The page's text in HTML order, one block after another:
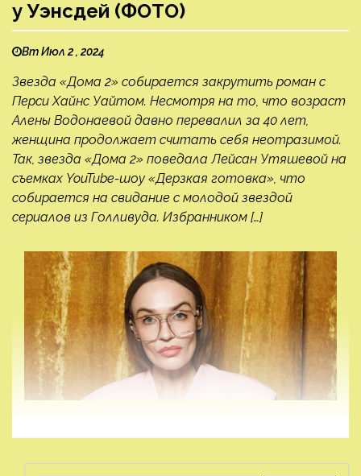
у Уэнсдей (ФОТО)
Вт Июл 2 , 2024
Звезда «Дома 2» собирается закрутить роман с
Перси Хайнс Уайтом. Несмотря на то, что возраст
Алены Водонаевой давно перевалил за 40 лет,
женщина продолжает считать себя неотразимой.
Так, звезда «Дома 2» поведала Лейсан Утяшевой на
съемках YouTube-шоу «Дерзкая готовка», что
собирается на свидание с молодой звездой
сериалов из Голливуда. Избранником […]